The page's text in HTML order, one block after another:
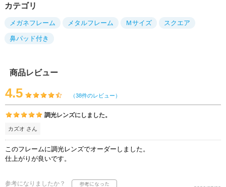
カテゴリ
メガネフレーム メタルフレーム Ｍサイズ スクエア
鼻パッド付き
商品レビュー
4.5 （38件のレビュー）
調光レンズにしました。
カズオ さん
このフレームに調光レンズでオーダーしました。
仕上がりが良いです。
参考になりましたか？